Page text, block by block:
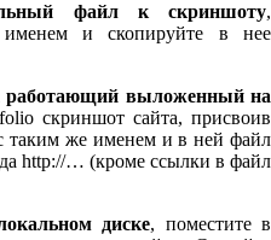
файл к скриншоту,
и скопируйте в нее
работающий выложенный на
скриншот сайта, присвоив
таким же именем и в ней файл
http://… (кроме ссылки в файл
диске, поместите в